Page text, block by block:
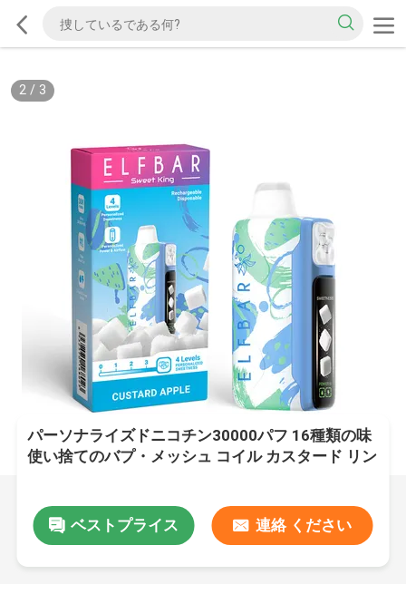
2/ 3
パーソナライズドニコチン30000パフ 16種類の味
使い捨てのバプ・メッシュ コイル カスタード リン
ベストプライス 連絡 ください